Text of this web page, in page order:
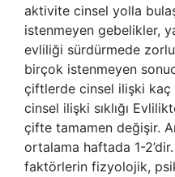
aktivite cinsel yolla
istenmeyen gebelikler,
evliliği sürdürmede
birçok istenmeyen
çiftlerde cinsel ilişki kaç
cinsel ilişki sıklığı
çifte tamamen değişir.
ortalama haftada 1-2’dir.
faktörlerin fizyolojik,